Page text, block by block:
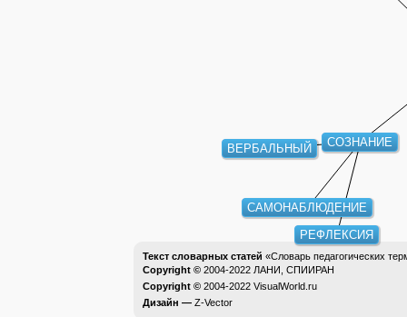
СОЗНАНИЕ
САМОНАБЛЮДЕНИЕ
ВЕРБАЛЬНЫЙ
РЕФЛЕКСИЯ
Текст словарных статей «Словарь педагогических
Copyright © 2004-2022 ЛАНИ, СПИИРАН
Copyright © 2004-2022 VisualWorld.ru
Дизайн — Z-Vector